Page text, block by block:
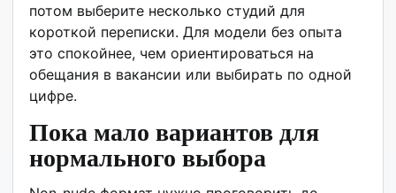
потом выберите несколько студий для
короткой переписки. Для модели без опыта
это спокойнее, чем ориентироваться на
обещания в вакансии или выбирать по одной
цифре.
Пока мало вариантов для
нормального выбора